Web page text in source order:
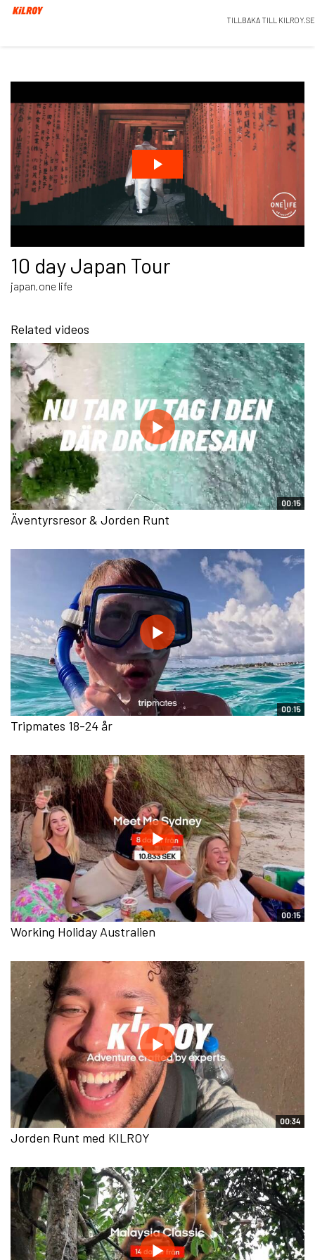
TILLBAKA TILL KILROY.SE
10 day Japan Tour
japan, one life
Related videos
00:15
Äventyrsresor & Jorden Runt
00:15
Tripmates 18-24 år
00:15
Working Holiday Australien
00:34
Jorden Runt med KILROY